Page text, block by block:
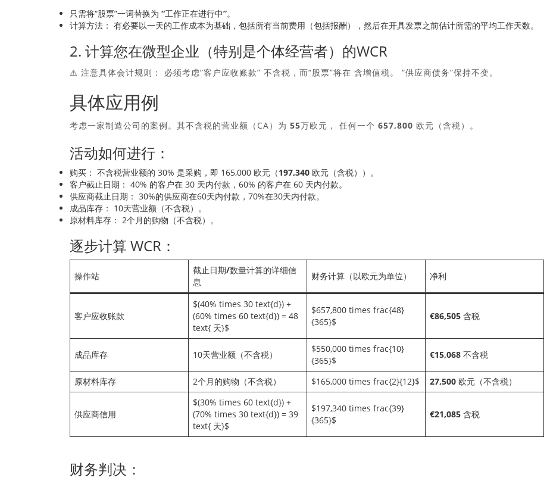
只需将“股票”一词替换为 “工作正在进行中”。
计算方法： 有必要以一天的工作成本为基础，包括所有当前费用（包括报酬），然后在开具发票之前估计所需的平均工作天数。
2. 计算您在微型企业（特别是个体经营者）的WCR
⚠️ 注意具体会计规则： 必须考虑“客户应收账款” 不含税 ，而“股票”将在 含增值税。 “供应商债务”保持不变。
具体应用例
考虑一家制造公司的案例。其不含税的营业额（CA）为 55万欧元 ， 任何一个 657,800 欧元（含税） 。
活动如何进行：
购买： 不含税营业额的 30% 是采购，即 165,000 欧元（197,340 欧元（含税） ）。
客户截止日期： 40% 的客户在 30 天内付款，60% 的客户在 60 天内付款。
供应商截止日期： 30%的供应商在60天内付款，70%在30天内付款。
成品库存： 10天营业额（不含税）。
原材料库存： 2个月的购物（不含税）。
逐步计算 WCR：
操作站
截止日期/数量计算的详细信
息
财务计算（以欧元为单位） 净利
客户应收账款
$(40% times 30 text{d}) +
(60% times 60 text{d}) = 48
text{ 天}$
$657,800 times frac{48}
{365}$
€86,505 含税
成品库存 10天营业额（不含税）
$550,000 times frac{10}
{365}$
€15,068 不含税
原材料库存 2个月的购物（不含税） $165,000 times frac{2}{12}$ 27,500 欧元（不含税）
供应商信用
$(30% times 60 text{d}) +
(70% times 30 text{d}) = 39
text{ 天}$
$197,340 times frac{39}
{365}$
€21,085 含税
财务判决：